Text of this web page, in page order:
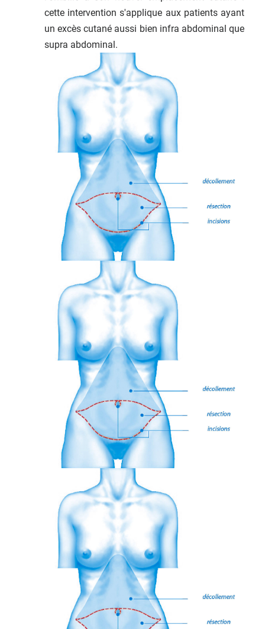
cette intervention s'applique aux patients ayant
un excès cutané aussi bien infra abdominal que
supra abdominal.